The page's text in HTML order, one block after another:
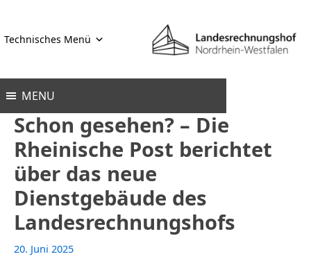
springen
Technisches Menü
MENU
Schon gesehen? – Die
Rheinische Post berichtet
über das neue
Dienstgebäude des
Landesrechnungshofs
20. Juni 2025